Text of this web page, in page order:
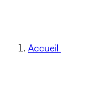
Accueil